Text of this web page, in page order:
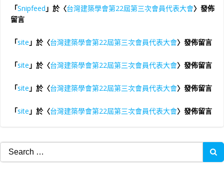
「Snipfeed 」於〈台灣建築學會第22屆第三次會員代表大會〉發佈
留言
「site 」於〈台灣建築學會第22屆第三次會員代表大會〉發佈留言
「site 」於〈台灣建築學會第22屆第三次會員代表大會〉發佈留言
「site 」於〈台灣建築學會第22屆第三次會員代表大會〉發佈留言
「site 」於〈台灣建築學會第22屆第三次會員代表大會〉發佈留言
Search
for: